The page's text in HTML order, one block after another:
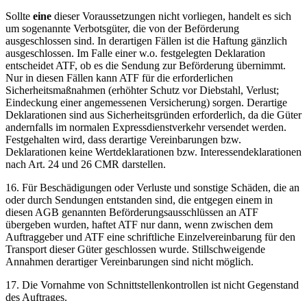
Sollte eine dieser Voraussetzungen nicht vorliegen, handelt es sich
um sogenannte Verbotsgüter, die von der Beförderung
ausgeschlossen sind. In derartigen Fällen ist die Haftung gänzlich
ausgeschlossen. Im Falle einer w.o. festgelegten Deklaration
entscheidet ATF, ob es die Sendung zur Beförderung übernimmt.
Nur in diesen Fällen kann ATF für die erforderlichen
Sicherheitsmaßnahmen (erhöhter Schutz vor Diebstahl, Verlust;
Eindeckung einer angemessenen Versicherung) sorgen. Derartige
Deklarationen sind aus Sicherheitsgründen erforderlich, da die Güter
andernfalls im normalen Expressdienstverkehr versendet werden.
Festgehalten wird, dass derartige Vereinbarungen bzw.
Deklarationen keine Wertdeklarationen bzw. Interessendeklarationen
nach Art. 24 und 26 CMR darstellen.
16. Für Beschädigungen oder Verluste und sonstige Schäden, die an
oder durch Sendungen entstanden sind, die entgegen einem in
diesen AGB genannten Beförderungsausschlüssen an ATF
übergeben wurden, haftet ATF nur dann, wenn zwischen dem
Auftraggeber und ATF eine schriftliche Einzelvereinbarung für den
Transport dieser Güter geschlossen wurde. Stillschweigende
Annahmen derartiger Vereinbarungen sind nicht möglich.
17. Die Vornahme von Schnittstellenkontrollen ist nicht Gegenstand
des Auftrages.